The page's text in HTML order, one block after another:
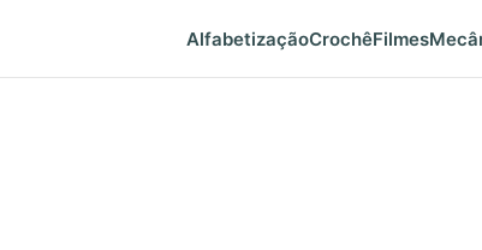
AlfabetizaçãoCrochêFilmes